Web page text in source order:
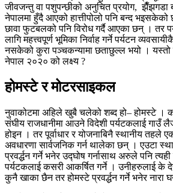
जीवजन्तु वा पशुपन्छीको अनुचित प्रयोग, झैँझगडा
नेपालमा हुँदै आएको हात्तीपोलो पनि बन्द
छावा फुटबलको पनि विरोध गर्दै आएका छन् । तर
लागि महत्त्वपूर्ण भूमिका निर्वाह गर्ने पर्यटन
नसकेको कुरा पञ्चकन्यामा छताछुल्ल भयो । यस्तो
नेपाल २०२० को लक्ष्य ?
होमस्टे र मोटरसाइकल
नुवाकोटमा अहिले खुबै चलेको शब्द हो– होमस्टे ।
संघीय राजधानीमा आउने विदेशी पर्यटकलाई गाउँ
होइन । तर पूर्वाधार र योजनाबिनै स्थानीय तहले
अवधारणा सार्वजनिक गर्न थालेका छन् । एउटा
प्रवर्द्धन गर्ने भनेर उद्घोष गर्नासाथ अरुले पनि
पर्यटकलाई कसरी आकर्षित गर्ने । उनीहरुलाई के
कुनै खाका छैन तर होमस्टे प्रवर्द्धन गर्ने भनेर नारा